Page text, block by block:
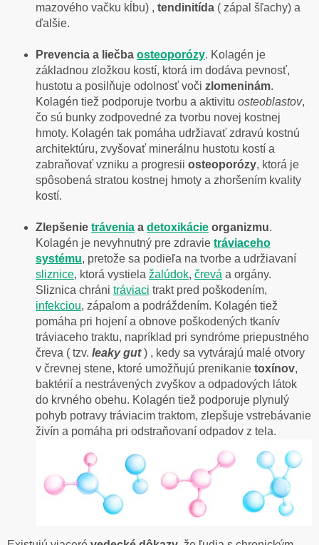
mazového vačku kĺbu) , tendinitída ( zápal šľachy) a
ďalšie.
Prevencia a liečba osteoporózy. Kolagén je
základnou zložkou kostí, ktorá im dodáva pevnosť,
hustotu a posilňuje odolnosť voči zlomeninám.
Kolagén tiež podporuje tvorbu a aktivitu osteoblastov,
čo sú bunky zodpovedné za tvorbu novej kostnej
hmoty. Kolagén tak pomáha udržiavať zdravú kostnú
architektúru, zvyšovať minerálnu hustotu kostí a
zabraňovať vzniku a progresii osteoporózy, ktorá je
spôsobená stratou kostnej hmoty a zhoršením kvality
kostí.
Zlepšenie trávenia a detoxikácie organizmu.
Kolagén je nevyhnutný pre zdravie tráviaceho
systému, pretože sa podieľa na tvorbe a udržiavaní
sliznice, ktorá vystiela žalúdok, črevá a orgány.
Sliznica chráni tráviaci trakt pred poškodením,
infekciou, zápalom a podráždením. Kolagén tiež
pomáha pri hojení a obnove poškodených tkanív
tráviaceho traktu, napríklad pri syndróme priepustného
čreva ( tzv. leaky gut) , kedy sa vytvárajú malé otvory
v črevnej stene, ktoré umožňujú prenikanie toxínov,
baktérií a nestrávených zvyškov a odpadových látok
do krvného obehu. Kolagén tiež podporuje plynulý
pohyb potravy tráviacim traktom, zlepšuje vstrebávanie
živín a pomáha pri odstraňovaní odpadov z tela.